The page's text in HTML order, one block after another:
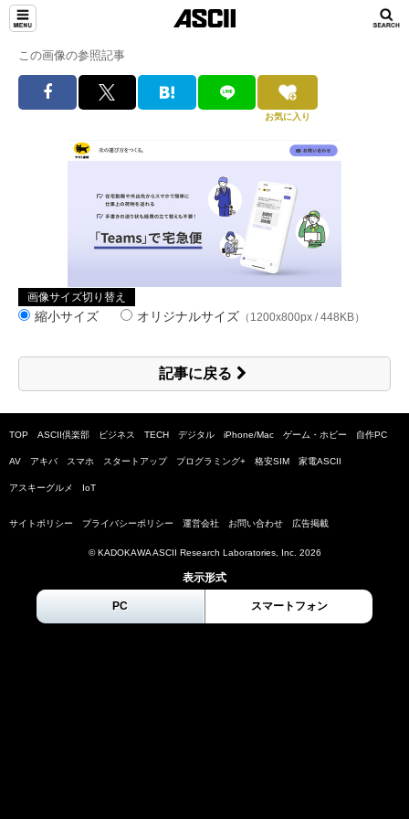
この画像の参照記事
お気に入り
画像サイズ切り替え
縮小サイズ オリジナルサイズ （1200x800px / 448KB）
記事に戻る
TOP ASCII倶楽部 ビジネス TECH デジタル iPhone/Mac ゲーム・ホビー 自作PC
AV アキバ スマホ スタートアップ プログラミング+ 格安SIM 家電ASCII
アスキーグルメ IoT
サイトポリシー プライバシーポリシー 運営会社 お問い合わせ 広告掲載
© KADOKAWA ASCII Research Laboratories, Inc. 2026
表示形式
PC スマートフォン